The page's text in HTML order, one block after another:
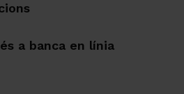
a banca en línia